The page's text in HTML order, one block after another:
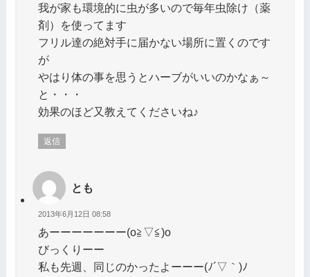
我が家も環境的に虫が多いので毎年虫除け（薬
剤）を使ってます
フリル達の絶対手に届かない場所に置くのです
が
やはり体の事を思うとハーブがいいのかなぁ～
と・・・
効果のほど又教えてくださいね♪
返信
とも
2013年6月12日 08:58
あーーーーーーー(o≧▽≦)o
びっくりーー
私も先週、同じのかったよーーー(ﾉ´▽｀)ﾉ